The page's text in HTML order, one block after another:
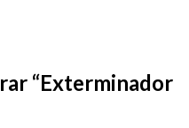
“Exterminador